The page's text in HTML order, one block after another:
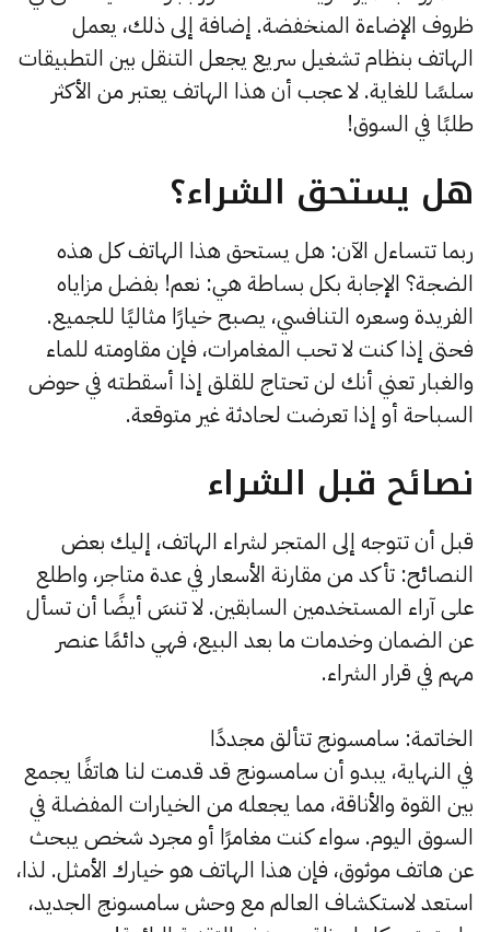
ظروف الإضاءة المنخفضة. إضافة إلى ذلك، يعمل
الهاتف بنظام تشغيل سريع يجعل التنقل بين التطبيقات
سلسًا للغاية. لا عجب أن هذا الهاتف يعتبر من الأكثر
طلبًا في السوق!
هل يستحق الشراء؟
ربما تتساءل الآن: هل يستحق هذا الهاتف كل هذه
الضجة؟ الإجابة بكل بساطة هي: نعم! بفضل مزاياه
الفريدة وسعره التنافسي، يصبح خيارًا مثاليًا للجميع.
فحتى إذا كنت لا تحب المغامرات، فإن مقاومته للماء
والغبار تعني أنك لن تحتاج للقلق إذا أسقطته في حوض
السباحة أو إذا تعرضت لحادثة غير متوقعة.
نصائح قبل الشراء
قبل أن تتوجه إلى المتجر لشراء الهاتف، إليك بعض
النصائح: تأكد من مقارنة الأسعار في عدة متاجر، واطلع
على آراء المستخدمين السابقين. لا تنسَ أيضًا أن تسأل
عن الضمان وخدمات ما بعد البيع، فهي دائمًا عنصر
مهم في قرار الشراء.
الخاتمة: سامسونج تتألق مجددًا
في النهاية، يبدو أن سامسونج قد قدمت لنا هاتفًا يجمع
بين القوة والأناقة، مما يجعله من الخيارات المفضلة في
السوق اليوم. سواء كنت مغامرًا أو مجرد شخص يبحث
عن هاتف موثوق، فإن هذا الهاتف هو خيارك الأمثل. لذا،
استعد لاستكشاف العالم مع وحش سامسونج الجديد،